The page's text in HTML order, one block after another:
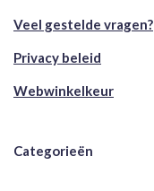
Veel gestelde vragen?
Privacy beleid
Webwinkelkeur
Categorieën